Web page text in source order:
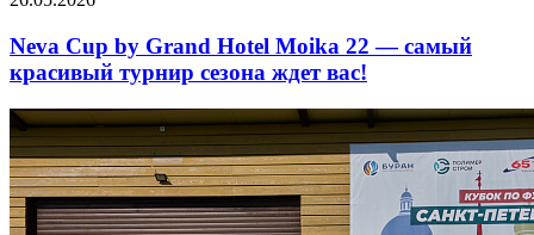
Neva Cup by Grand Hotel Moika 22 — самый
красивый турнир сезона ждет вас!